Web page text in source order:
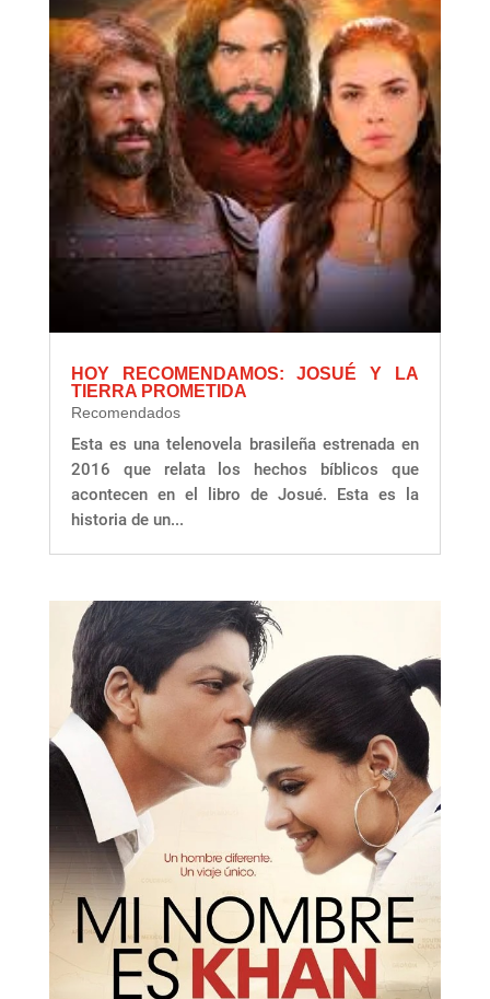
HOY RECOMENDAMOS: JOSUÉ Y LA
TIERRA PROMETIDA
Recomendados
Esta es una telenovela brasileña estrenada en
2016 que relata los hechos bíblicos que
acontecen en el libro de Josué. Esta es la
historia de un...